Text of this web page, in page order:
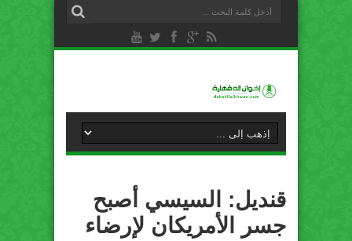
قنديل: السيسي أصبح
جسر الأمريكان لإرضاء